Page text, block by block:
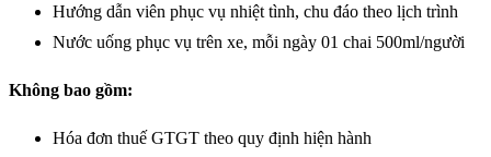
Hướng dẫn viên phục vụ nhiệt tình, chu đáo theo lịch trình
Nước uống phục vụ trên xe, mỗi ngày 01 chai 500ml/người
Không bao gồm:
Hóa đơn thuế GTGT theo quy định hiện hành